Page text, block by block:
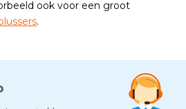
ook voor een groot
.